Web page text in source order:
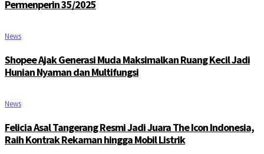
Permenperin 35/2025
News
Shopee Ajak Generasi Muda Maksimalkan Ruang Kecil Jadi
Hunian Nyaman dan Multifungsi
News
Felicia Asal Tangerang Resmi Jadi Juara The Icon Indonesia,
Raih Kontrak Rekaman hingga Mobil Listrik